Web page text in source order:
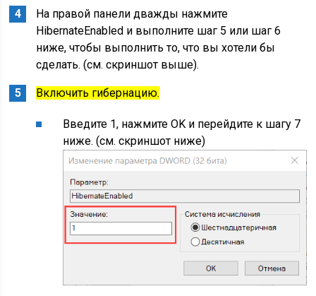
На правой панели дважды нажмите
HibernateEnabled и выполните шаг 5 или шаг 6
ниже, чтобы выполнить то, что вы хотели бы
сделать. (см. скриншот выше).
Включить гибернацию.
Введите 1, нажмите OK и перейдите к шагу 7
ниже. (см. скриншот ниже)